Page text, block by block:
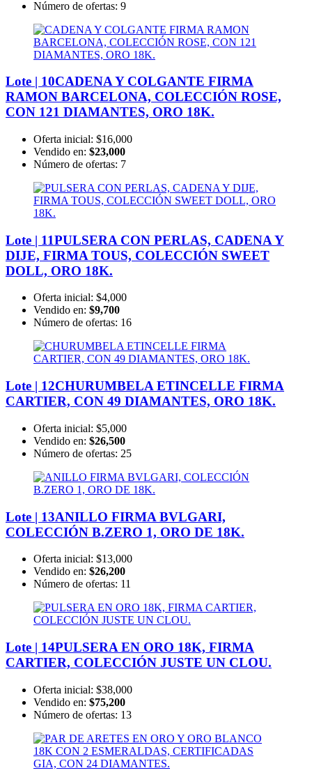
Número de ofertas: 9
Lote | 10CADENA Y COLGANTE FIRMA
RAMON BARCELONA, COLECCIÓN ROSE,
CON 121 DIAMANTES, ORO 18K.
Oferta inicial: $16,000
Vendido en: $23,000
Número de ofertas: 7
Lote | 11PULSERA CON PERLAS, CADENA Y
DIJE, FIRMA TOUS, COLECCIÓN SWEET
DOLL, ORO 18K.
Oferta inicial: $4,000
Vendido en: $9,700
Número de ofertas: 16
Lote | 12CHURUMBELA ETINCELLE FIRMA
CARTIER, CON 49 DIAMANTES, ORO 18K.
Oferta inicial: $5,000
Vendido en: $26,500
Número de ofertas: 25
Lote | 13ANILLO FIRMA BVLGARI,
COLECCIÓN B.ZERO 1, ORO DE 18K.
Oferta inicial: $13,000
Vendido en: $26,200
Número de ofertas: 11
Lote | 14PULSERA EN ORO 18K, FIRMA
CARTIER, COLECCIÓN JUSTE UN CLOU.
Oferta inicial: $38,000
Vendido en: $75,200
Número de ofertas: 13